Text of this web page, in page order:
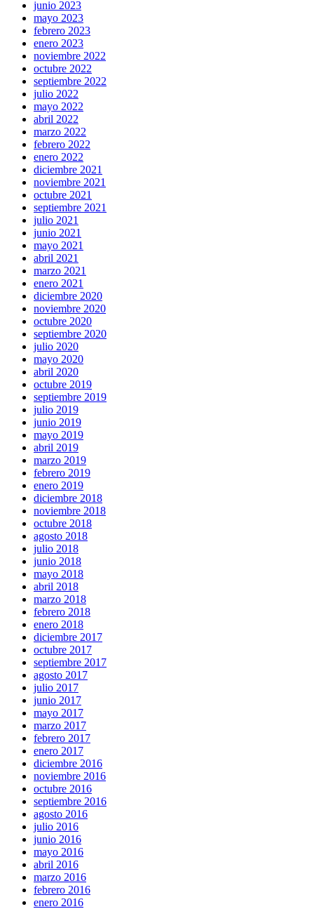
junio 2023
mayo 2023
febrero 2023
enero 2023
noviembre 2022
octubre 2022
septiembre 2022
julio 2022
mayo 2022
abril 2022
marzo 2022
febrero 2022
enero 2022
diciembre 2021
noviembre 2021
octubre 2021
septiembre 2021
julio 2021
junio 2021
mayo 2021
abril 2021
marzo 2021
enero 2021
diciembre 2020
noviembre 2020
octubre 2020
septiembre 2020
julio 2020
mayo 2020
abril 2020
octubre 2019
septiembre 2019
julio 2019
junio 2019
mayo 2019
abril 2019
marzo 2019
febrero 2019
enero 2019
diciembre 2018
noviembre 2018
octubre 2018
agosto 2018
julio 2018
junio 2018
mayo 2018
abril 2018
marzo 2018
febrero 2018
enero 2018
diciembre 2017
octubre 2017
septiembre 2017
agosto 2017
julio 2017
junio 2017
mayo 2017
marzo 2017
febrero 2017
enero 2017
diciembre 2016
noviembre 2016
octubre 2016
septiembre 2016
agosto 2016
julio 2016
junio 2016
mayo 2016
abril 2016
marzo 2016
febrero 2016
enero 2016